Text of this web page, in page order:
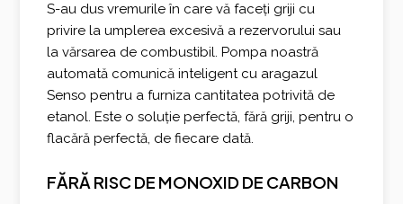
S-au dus vremurile în care vă faceți griji cu
privire la umplerea excesivă a rezervorului sau
la vărsarea de combustibil. Pompa noastră
automată comunică inteligent cu aragazul
Senso pentru a furniza cantitatea potrivită de
etanol. Este o soluție perfectă, fără griji, pentru o
flacără perfectă, de fiecare dată.
FĂRĂ RISC DE MONOXID DE CARBON